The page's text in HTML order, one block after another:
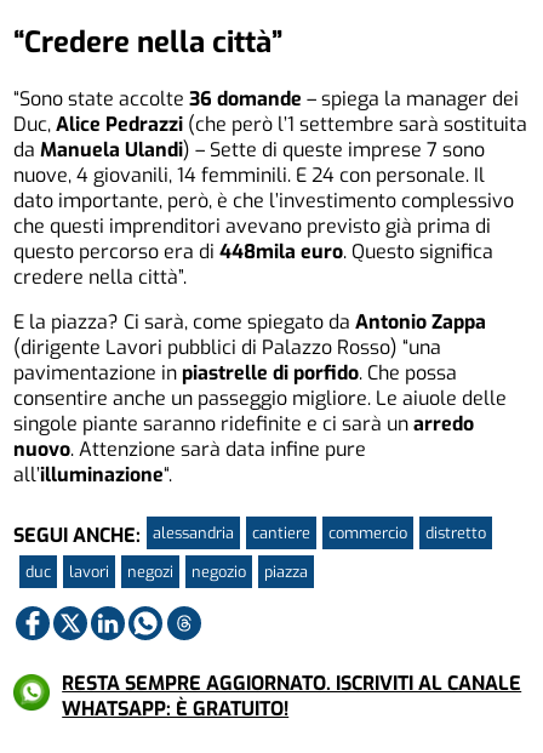
“Credere nella città”
“Sono state accolte36 domande – spiega la manager dei
Duc,Alice Pedrazzi (che però l’1 settembre sarà sostituita
daManuela Ulandi) – Sette di queste imprese 7 sono
nuove, 4 giovanili, 14 femminili. E 24 con personale. Il
dato importante, però, è che l’investimento complessivo
che questi imprenditori avevano previsto già prima di
questo percorso era di448mila euro. Questo significa
credere nella città”.
E la piazza? Ci sarà, come spiegato daAntonio Zappa
(dirigente Lavori pubblici di Palazzo Rosso) “una
pavimentazione inpiastrelle di porfido. Che possa
consentire anche un passeggio migliore. Le aiuole delle
singole piante saranno ridefinite e ci sarà unarredo
nuovo. Attenzione sarà data infine pure
all’illuminazione“.
SEGUI ANCHE: alessandria cantiere commercio
distretto
duc
lavori negozi negozio piazza
RESTA SEMPRE AGGIORNATO. ISCRIVITI AL CANALE
WHATSAPP: È GRATUITO!